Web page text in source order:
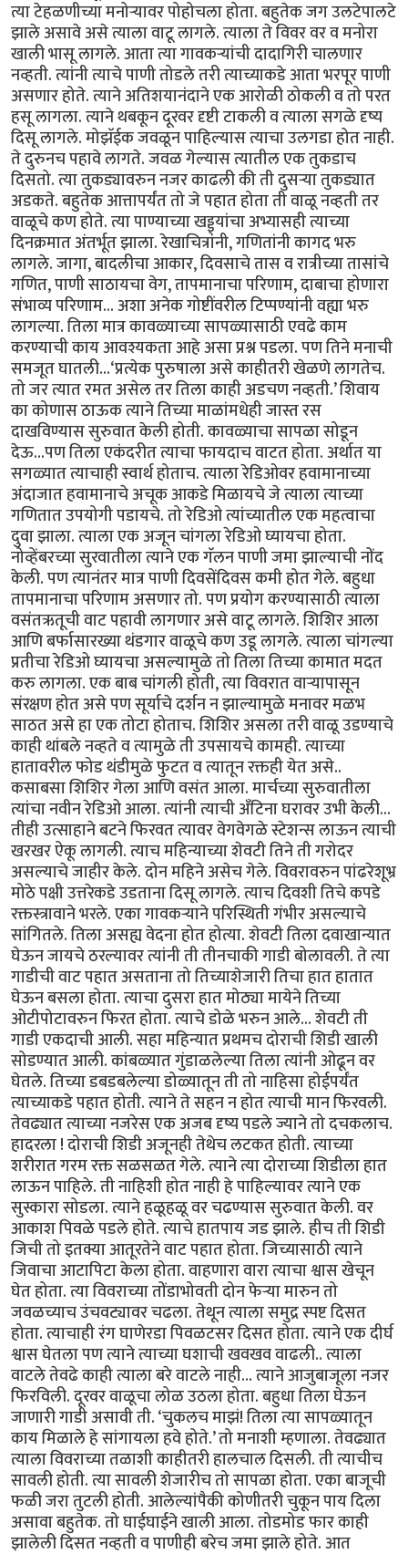
त्या टेहळणीच्या मनोर्‍यावर पोहोचला होता. बहुतेक जग उलटेपालटे
झाले असावे असे त्याला वाटू लागले. त्याला ते विवर वर व मनोरा
खाली भासू लागले. आता त्या गावकर्‍यांची दादागिरी चालणार
नव्हती. त्यांनी त्याचे पाणी तोडले तरी त्याच्याकडे आता भरपूर पाणी
असणार होते. त्याने अतिशयानंदाने एक आरोळी ठोकली व तो परत
हसू लागला. त्याने थबकून दूरवर दृष्टी टाकली व त्याला सगळे दृष्य
दिसू लागले. मोझॅईक जवळून पाहिल्यास त्याचा उलगडा होत नाही.
ते दुरुनच पहावे लागते. जवळ गेल्यास त्यातील एक तुकडाच
दिसतो. त्या तुकड्यावरुन नजर काढली की ती दुसर्‍या तुकड्यात
अडकते. बहुतेक आत्तापर्यंत तो जे पहात होता ती वाळू नव्हती तर
वाळूचे कण होते. त्या पाण्याच्या खड्ड्यांचा अभ्यासही त्याच्या
दिनक्रमात अंतर्भूत झाला. रेखाचित्रांनी, गणितांनी कागद भरु
लागले. जागा, बादलीचा आकार, दिवसाचे तास व रात्रीच्या तासांचे
गणित, पाणी साठायचा वेग, तापमानाचा परिणाम, दाबाचा होणारा
संभाव्य परिणाम... अशा अनेक गोष्टींवरील टिप्पण्यांनी वह्या भरु
लागल्या. तिला मात्र कावळ्याच्या सापळ्यासाठी एवढे काम
करण्याची काय आवश्यकता आहे असा प्रश्न पडला. पण तिने मनाची
समजूत घातली...‘प्रत्येक पुरुषाला असे काहीतरी खेळणे लागतेच.
तो जर त्यात रमत असेल तर तिला काही अडचण नव्हती.’ शिवाय
का कोणास ठाऊक त्याने तिच्या माळांमधेही जास्त रस
दाखविण्यास सुरुवात केली होती. कावळ्याचा सापळा सोडून
देऊ...पण तिला एकंदरीत त्याचा फायदाच वाटत होता. अर्थात या
सगळ्यात त्याचाही स्वार्थ होताच. त्याला रेडिओवर हवामानाच्या
अंदाजात हवामानाचे अचूक आकडे मिळायचे जे त्याला त्याच्या
गणितात उपयोगी पडायचे. तो रेडिओ त्यांच्यातील एक महत्वाचा
दुवा झाला. त्याला एक अजून चांगला रेडिओ घ्यायचा होता.
नोव्हेंबरच्या सुरवातीला त्याने एक गॅलन पाणी जमा झाल्याची नोंद
केली. पण त्यानंतर मात्र पाणी दिवसेंदिवस कमी होत गेले. बहुधा
तापमानाचा परिणाम असणार तो. पण प्रयोग करण्यासाठी त्याला
वसंतऋतूची वाट पहावी लागणार असे वाटू लागले. शिशिर आला
आणि बर्फासारख्या थंडगार वाळूचे कण उडू लागले. त्याला चांगल्या
प्रतीचा रेडिओ घ्यायचा असल्यामुळे तो तिला तिच्या कामात मदत
करु लागला. एक बाब चांगली होती, त्या विवरात वार्‍यापासून
संरक्षण होत असे पण सूर्याचे दर्शन न झाल्यामुळे मनावर मळभ
साठत असे हा एक तोटा होताच. शिशिर असला तरी वाळू उडण्याचे
काही थांबले नव्हते व त्यामुळे ती उपसायचे कामही. त्याच्या
हातावरील फोड थंडीमुळे फुटत व त्यातून रक्तही येत असे..
कसाबसा शिशिर गेला आणि वसंत आला. मार्चच्या सुरुवातीला
त्यांचा नवीन रेडिओ आला. त्यांनी त्याची अँटिना घरावर उभी केली...
तीही उत्साहाने बटने फिरवत त्यावर वेगवेगळे स्टेशन्स लाऊन त्याची
खरखर ऐकू लागली. त्याच महिन्याच्या शेवटी तिने ती गरोदर
असल्याचे जाहीर केले. दोन महिने असेच गेले. विवरावरुन पांढरेशूभ्र
मोठे पक्षी उत्तरेकडे उडताना दिसू लागले. त्याच दिवशी तिचे कपडे
रक्तस्त्रावाने भरले. एका गावकर्‍याने परिस्थिती गंभीर असल्याचे
सांगितले. तिला असह्य वेदना होत होत्या. शेवटी तिला दवाखान्यात
घेऊन जायचे ठरल्यावर त्यांनी ती तीनचाकी गाडी बोलावली. ते त्या
गाडीची वाट पहात असताना तो तिच्याशेजारी तिचा हात हातात
घेऊन बसला होता. त्याचा दुसरा हात मोठ्या मायेने तिच्या
ओटीपोटावरुन फिरत होता. त्याचे डोळे भरुन आले... शेवटी ती
गाडी एकदाची आली. सहा महिन्यात प्रथमच दोराची शिडी खाली
सोडण्यात आली. कांबळ्यात गुंडाळलेल्या तिला त्यांनी ओढून वर
घेतले. तिच्या डबडबलेल्या डोळ्यातून ती तो नाहिसा होईपर्यंत
त्याच्याकडे पहात होती. त्याने ते सहन न होत त्याची मान फिरवली.
तेवढ्यात त्याच्या नजरेस एक अजब दृष्य पडले ज्याने तो दचकलाच.
हादरला ! दोराची शिडी अजूनही तेथेच लटकत होती. त्याच्या
शरीरात गरम रक्त सळसळत गेले. त्याने त्या दोराच्या शिडीला हात
लाऊन पाहिले. ती नाहिशी होत नाही हे पाहिल्यावर त्याने एक
सुस्कारा सोडला. त्याने हळूहळू वर चढण्यास सुरुवात केली. वर
आकाश पिवळे पडले होते. त्याचे हातपाय जड झाले. हीच ती शिडी
जिची तो इतक्या आतूरतेने वाट पहात होता. जिच्यासाठी त्याने
जिवाचा आटापिटा केला होता. वाहणारा वारा त्याचा श्वास खेचून
घेत होता. त्या विवराच्या तोंडाभोवती दोन फेर्‍या मारुन तो
जवळच्याच उंचवट्यावर चढला. तेथून त्याला समुद्र स्पष्ट दिसत
होता. त्याचाही रंग घाणेरडा पिवळटसर दिसत होता. त्याने एक दीर्घ
श्वास घेतला पण त्याने त्याच्या घशाची खवखव वाढली.. त्याला
वाटले तेवढे काही त्याला बरे वाटले नाही... त्याने आजुबाजूला नजर
फिरविली. दूरवर वाळूचा लोळ उठला होता. बहुधा तिला घेऊन
जाणारी गाडी असावी ती. ‘चुकलच माझं! तिला त्या सापळ्यातून
काय मिळाले हे सांगायला हवे होते.’ तो मनाशी म्हणाला. तेवढ्यात
त्याला विवराच्या तळाशी काहीतरी हालचाल दिसली. ती त्याचीच
सावली होती. त्या सावली शेजारीच तो सापळा होता. एका बाजूची
फळी जरा तुटली होती. आलेल्यांपैकी कोणीतरी चुकून पाय दिला
असावा बहुतेक. तो घाईघाईने खाली आला. तोडमोड फार काही
झालेली दिसत नव्हती व पाणीही बरेच जमा झाले होते. आत